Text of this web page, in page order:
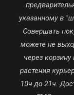
указанному в
Совершать
можете не
через
растения
10ч до 21ч.